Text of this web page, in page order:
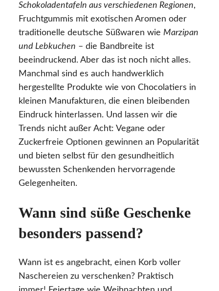
Schokoladentafeln aus verschiedenen Regionen,
Fruchtgummis mit exotischen Aromen oder
traditionelle deutsche Süßwaren wie Marzipan
und Lebkuchen – die Bandbreite ist
beeindruckend. Aber das ist noch nicht alles.
Manchmal sind es auch handwerklich
hergestellte Produkte wie von Chocolatiers in
kleinen Manufakturen, die einen bleibenden
Eindruck hinterlassen. Und lassen wir die
Trends nicht außer Acht: Vegane oder
Zuckerfreie Optionen gewinnen an Popularität
und bieten selbst für den gesundheitlich
bewussten Schenkenden hervorragende
Gelegenheiten.
Wann sind süße Geschenke
besonders passend?
Wann ist es angebracht, einen Korb voller
Naschereien zu verschenken? Praktisch